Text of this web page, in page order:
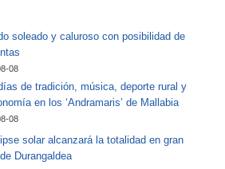
soleado y caluroso con posibilidad de
08
de tradición, música, deporte rural y
en los ‘Andramaris’ de Mallabia
08
solar alcanzará la totalidad en gran
Durangaldea